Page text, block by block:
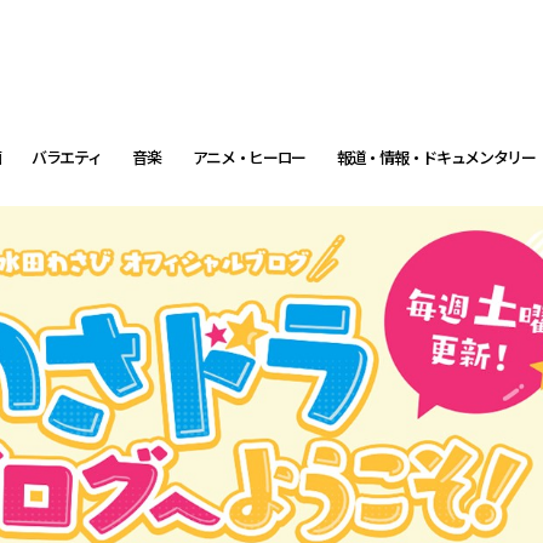
バラエティ 音楽 アニメ・ヒーロー 報道・情報・ドキュメンタリー